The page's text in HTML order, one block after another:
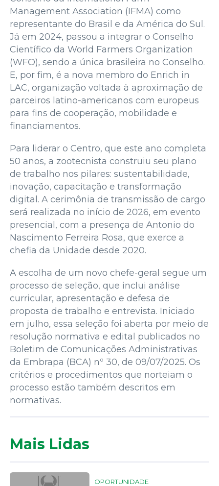
Management Association (IFMA) como
representante do Brasil e da América do Sul.
Já em 2024, passou a integrar o Conselho
Científico da World Farmers Organization
(WFO), sendo a única brasileira no Conselho.
E, por fim, é a nova membro do Enrich in
LAC, organização voltada à aproximação de
parceiros latino-americanos com europeus
para fins de cooperação, mobilidade e
financiamentos.
Para liderar o Centro, que este ano completa
50 anos, a zootecnista construiu seu plano
de trabalho nos pilares: sustentabilidade,
inovação, capacitação e transformação
digital. A cerimônia de transmissão de cargo
será realizada no início de 2026, em evento
presencial, com a presença de Antonio do
Nascimento Ferreira Rosa, que exerce a
chefia da Unidade desde 2020.
A escolha de um novo chefe-geral segue um
processo de seleção, que inclui análise
curricular, apresentação e defesa de
proposta de trabalho e entrevista. Iniciado
em julho, essa seleção foi aberta por meio de
resolução normativa e edital publicados no
Boletim de Comunicações Administrativas
da Embrapa (BCA) nº 30, de 09/07/2025. Os
critérios e procedimentos que norteiam o
processo estão também descritos em
normativas.
Mais Lidas
OPORTUNIDADE